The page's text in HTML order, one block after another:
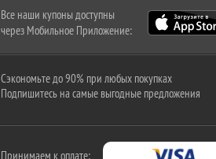
Все наши купоны доступны
через Мобильное Приложение:
Сэкономьте до 90% при любых покупках
Подпишитесь на самые выгодные предложения
Принимаем к оплате: